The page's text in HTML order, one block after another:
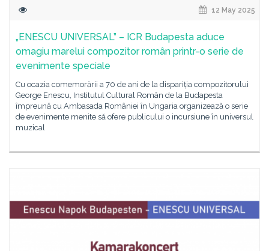
12 May 2025
„ENESCU UNIVERSAL” – ICR Budapesta aduce
omagiu marelui compozitor român printr-o serie de
evenimente speciale
Cu ocazia comemorării a 70 de ani de la dispariția compozitorului
George Enescu, Institutul Cultural Român de la Budapesta
împreună cu Ambasada României în Ungaria organizează o serie
de evenimente menite să ofere publicului o incursiune în universul
muzical